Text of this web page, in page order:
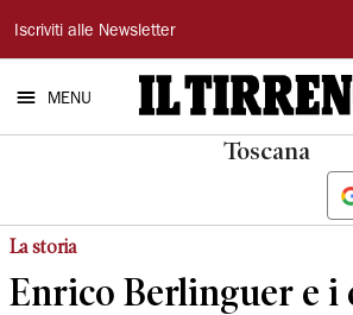
Il
Tirreno
Iscriviti alle Newsletter
MENU
Toscana
La storia
Enrico Berlinguer e